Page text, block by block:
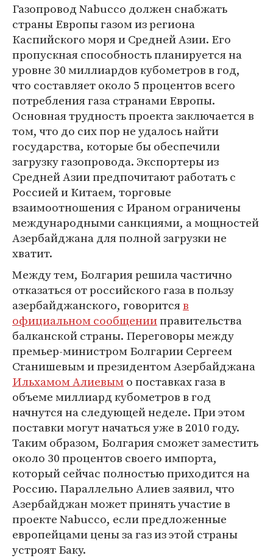
Газопровод Nabucco должен снабжать
страны Европы газом из региона
Каспийского моря и Средней Азии. Его
пропускная способность планируется на
уровне 30 миллиардов кубометров в год,
что составляет около 5 процентов всего
потребления газа странами Европы.
Основная трудность проекта заключается в
том, что до сих пор не удалось найти
государства, которые бы обеспечили
загрузку газопровода. Экспортеры из
Средней Азии предпочитают работать с
Россией и Китаем, торговые
взаимоотношения с Ираном ограничены
международными санкциями, а мощностей
Азербайджана для полной загрузки не
хватит.
Между тем, Болгария решила частично
отказаться от российского газа в пользу
азербайджанского, говоритсяв
официальном сообщенииправительства
балканской страны. Переговоры между
премьер-министром Болгарии Сергеем
Станишевым и президентом Азербайджана
Ильхамом Алиевымо поставках газа в
объеме миллиард кубометров в год
начнутся на следующей неделе. При этом
поставки могут начаться уже в 2010 году.
Таким образом, Болгария сможет заместить
около 30 процентов своего импорта,
который сейчас полностью приходится на
Россию. Параллельно Алиев заявил, что
Азербайджан может принять участие в
проекте Nabucco, если предложенные
европейцами цены за газ из этой страны
устроят Баку.